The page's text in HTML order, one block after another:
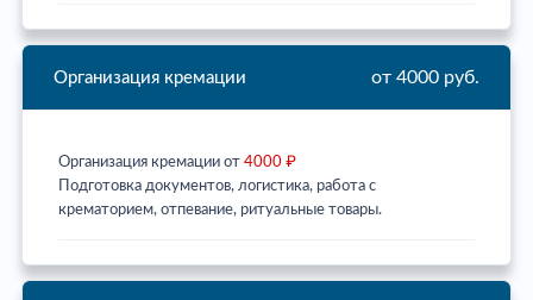
Организация кремации от 4000 руб.
Организация кремации от 4000 ₽
Подготовка документов, логистика, работа с
крематорием, отпевание, ритуальные товары.